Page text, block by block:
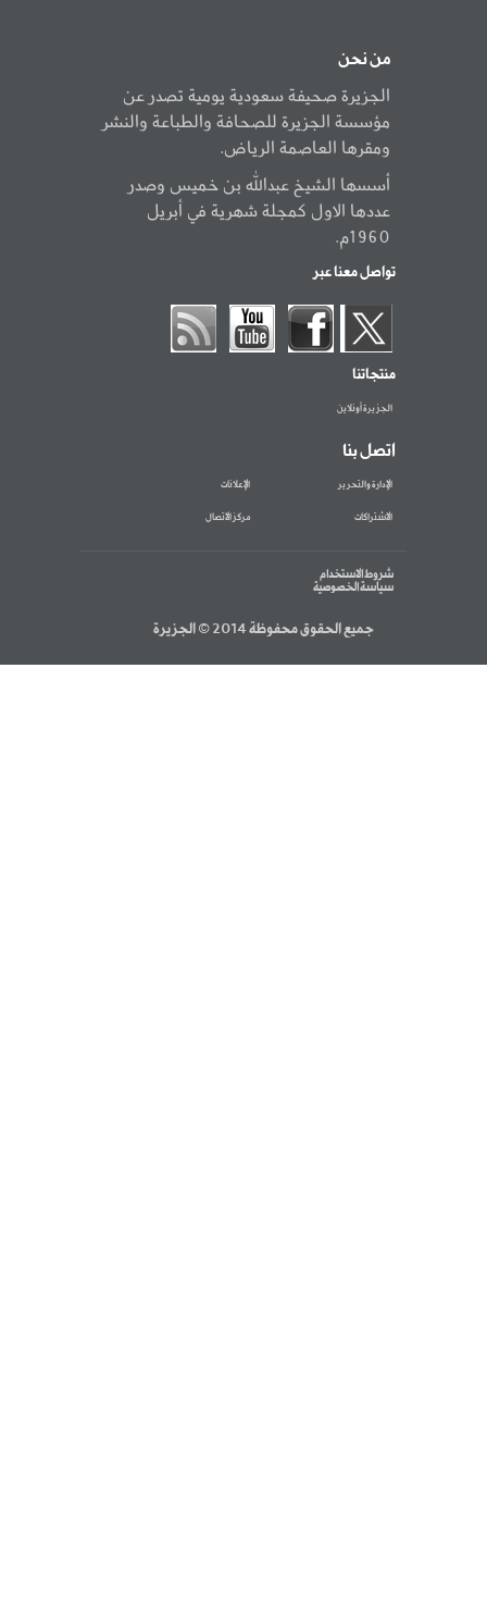
من نحن
الجزيرة صحيفة سعودية يومية تصدر عن
مؤسسة الجزيرة للصحافة والطباعة والنشر
ومقرها العاصمة الرياض.
أسسها الشيخ عبدالله بن خميس وصدر
عددها الاول كمجلة شهرية في أبريل
1960م.
تواصل معنا عبر
منتجاتنا
الجزيرة أونلاين
اتصل بنا
الإدارة والتحرير الإعلانات
الاشتراكات مركز الاتصال
شروط الاستخدام
سياسة الخصوصية
جميع الحقوق محفوظة 2014 © الجزيرة